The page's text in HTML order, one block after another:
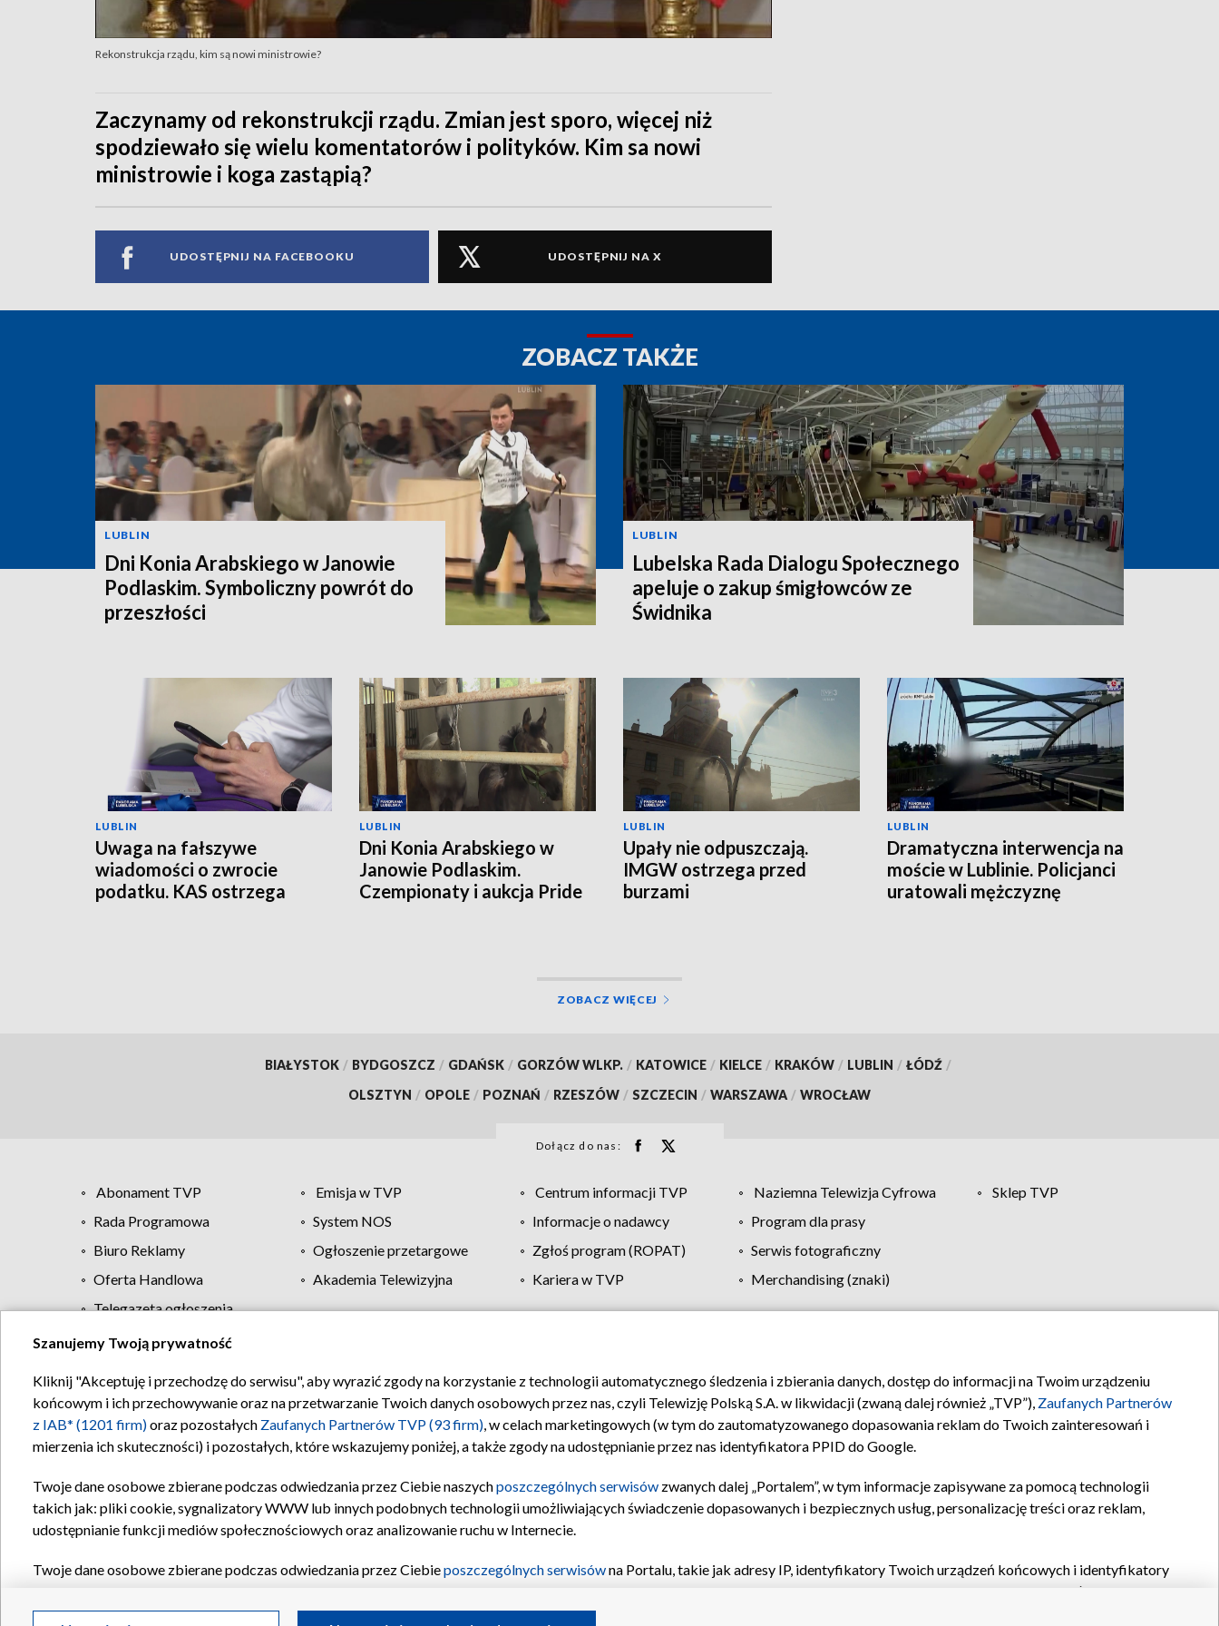
Rekonstrukcja rządu, kim są nowi ministrowie?
Zaczynamy od rekonstrukcji rządu. Zmian jest sporo, więcej niż
spodziewało się wielu komentatorów i polityków. Kim sa nowi
ministrowie i koga zastąpią?
UDOSTĘPNIJ NA FACEBOOKU UDOSTĘPNIJ NA X
ZOBACZ TAKŻE
LUBLIN
Dni Konia Arabskiego w Janowie
Podlaskim. Symboliczny powrót do
przeszłości
LUBLIN
Lubelska Rada Dialogu Społecznego
apeluje o zakup śmigłowców ze
Świdnika
LUBLIN
Uwaga na fałszywe
wiadomości o zwrocie
podatku. KAS ostrzega
LUBLIN
Dni Konia Arabskiego w
Janowie Podlaskim.
Czempionaty i aukcja Pride
LUBLIN
Upały nie odpuszczają.
IMGW ostrzega przed
burzami
LUBLIN
Dramatyczna interwencja na
moście w Lublinie. Policjanci
uratowali mężczyznę
ZOBACZ WIĘCEJ
BIAŁYSTOK / BYDGOSZCZ / GDAŃSK / GORZÓW WLKP. / KATOWICE / KIELCE / KRAKÓW / LUBLIN / ŁÓDŹ /
OLSZTYN / OPOLE / POZNAŃ / RZESZÓW / SZCZECIN / WARSZAWA / WROCŁAW
Dołącz do nas:
Abonament TVP Emisja w TVP Centrum informacji TVP Naziemna Telewizja Cyfrowa
Sklep TVP
Rada Programowa
System NOS Informacje o nadawcy
Program dla prasy
Biuro Reklamy
Ogłoszenie przetargowe Zgłoś program (ROPAT)
Serwis fotograficzny
Oferta Handlowa
Akademia Telewizyjna Kariera w TVP
Merchandising (znaki)
Telegazeta ogłoszenia
Regulamin TVP Polityka prywatności Moje zgody Pomoc Biuro reklamy Kontakt
Szanujemy Twoją prywatność
Kliknij "Akceptuję i przechodzę do serwisu", aby wyrazić zgody na korzystanie z technologii automatycznego śledzenia i zbierania danych, dostęp do informacji na Twoim urządzeniu
końcowym i ich przechowywanie oraz na przetwarzanie Twoich danych osobowych przez nas, czyli Telewizję Polską S.A. w likwidacji (zwaną dalej również „TVP”), Zaufanych Partnerów
z IAB* (1201 firm)oraz pozostałych Zaufanych Partnerów TVP (93 firm), w celach marketingowych (w tym do zautomatyzowanego dopasowania reklam do Twoich zainteresowań i
mierzenia ich skuteczności) i pozostałych, które wskazujemy poniżej, a także zgody na udostępnianie przez nas identyfikatora PPID do Google.
Twoje dane osobowe zbierane podczas odwiedzania przez Ciebie naszychposzczególnych serwisów zwanych dalej „Portalem”, w tym informacje zapisywane za pomocą technologii
takich jak: pliki cookie, sygnalizatory WWW lub innych podobnych technologii umożliwiających świadczenie dopasowanych i bezpiecznych usług, personalizację treści oraz reklam,
udostępnianie funkcji mediów społecznościowych oraz analizowanie ruchu w Internecie.
Twoje dane osobowe zbierane podczas odwiedzania przez Ciebieposzczególnych serwisówna Portalu, takie jak adresy IP, identyfikatory Twoich urządzeń końcowych i identyfikatory
oraz pozostałych
Partnerów TVPdla realizacji następujących celów i funkcji: przechowywania informacji na urządzeniu lub dostęp do nich, wyboru podstawowych reklam, wyboru spersonalizowanych